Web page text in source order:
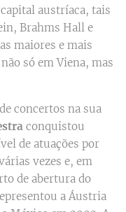
austríaca, tais
Brahms Hall e
maiores e mais
só em Viena, mas
concertos na sua
conquistou
de atuações por
vezes e, em
de abertura do
a Áustria